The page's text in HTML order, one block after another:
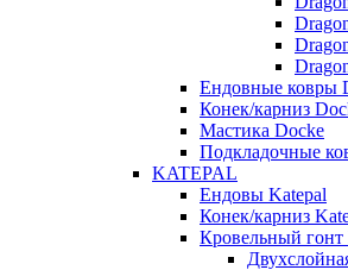
Ендовные ковры
Конек/карниз
Мастика Docke
Подкладочные
KATEPAL
Ендовы Katepal
Конек/карниз
Кровельный гонт